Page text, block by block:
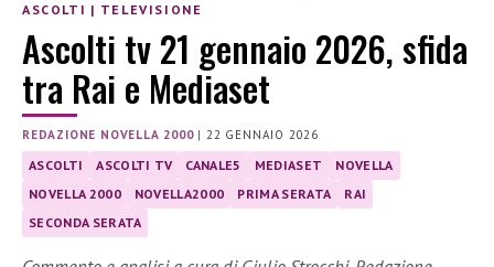
ASCOLTI | TELEVISIONE
Ascolti tv 21 gennaio 2026, sfida
tra Rai e Mediaset
REDAZIONE NOVELLA 2000|22 GENNAIO 2026
ASCOLTI ASCOLTI TV CANALE5 MEDIASET
NOVELLA
NOVELLA 2000
NOVELLA2000 PRIMA SERATA
RAI
SECONDA SERATA